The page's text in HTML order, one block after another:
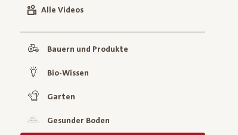
Alle Videos
Bauern und Produkte
Bio-Wissen
Garten
Gesunder Boden